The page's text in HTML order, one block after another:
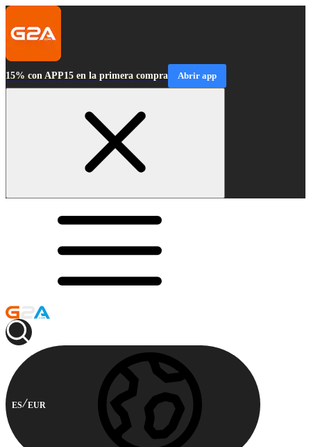
15% con APP15 en la primera compra Abrir app
ES EUR